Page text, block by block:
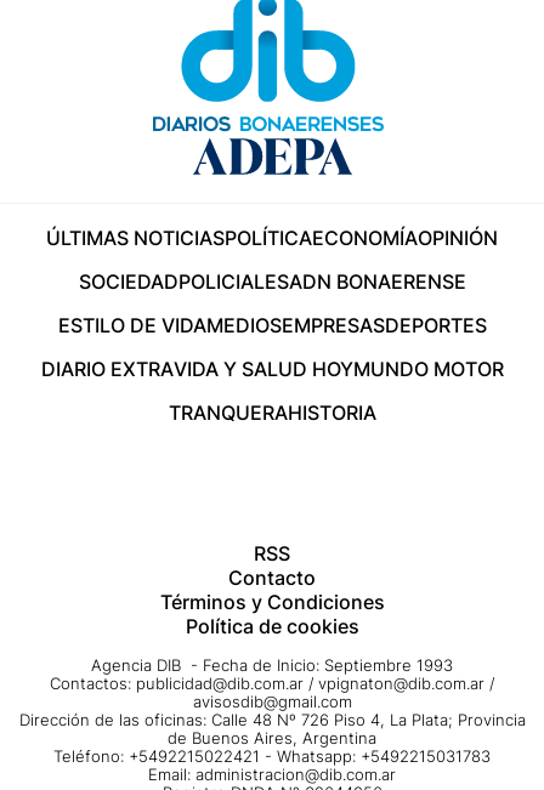
ÚLTIMAS NOTICIASPOLÍTICAECONOMÍAOPINIÓN
SOCIEDADPOLICIALESADN BONAERENSE
ESTILO DE VIDAMEDIOSEMPRESASDEPORTES
DIARIO EXTRAVIDA Y SALUD HOYMUNDO MOTOR
TRANQUERAHISTORIA
RSS
Contacto
Términos y Condiciones
Política de cookies
Agencia DIB - Fecha de Inicio: Septiembre 1993
Contactos: publicidad@dib.com.ar / vpignaton@dib.com.ar /
avisosdib@gmail.com
Dirección de las oficinas: Calle 48 Nº 726 Piso 4, La Plata; Provincia
de Buenos Aires, Argentina
Teléfono: +5492215022421 - Whatsapp: +5492215031783
Email: administracion@dib.com.ar